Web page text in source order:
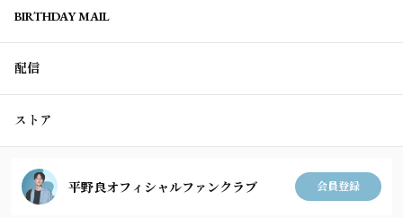
BIRTHDAY MAIL
配信
ストア
平野良オフィシャルファンクラブ 会員登録